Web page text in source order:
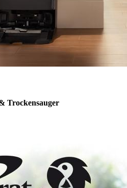
Trockensauger